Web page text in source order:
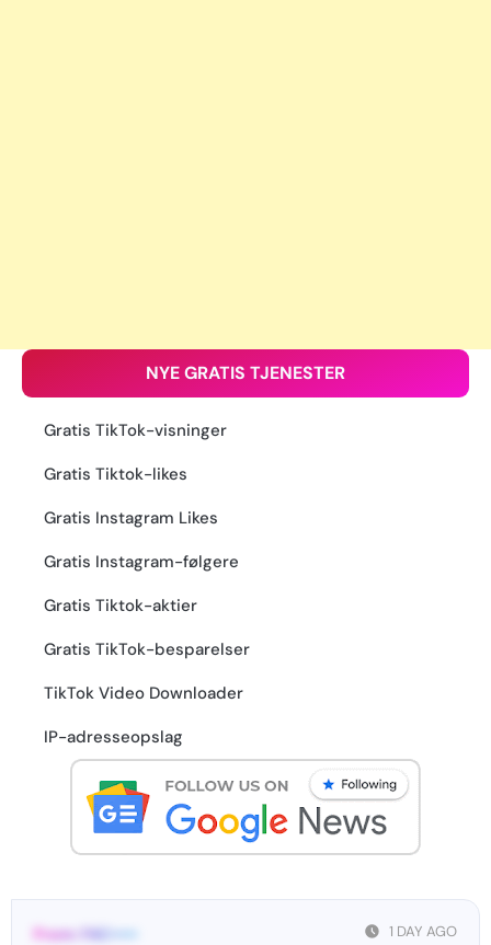
NYE GRATIS TJENESTER
Gratis TikTok-visninger
Gratis Tiktok-likes
Gratis Instagram Likes
Gratis Instagram-følgere
Gratis Tiktok-aktier
Gratis TikTok-besparelser
TikTok Video Downloader
IP-adresseopslag
1 DAY AGO
From: FAC•••••